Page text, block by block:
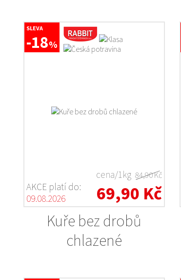
SLEVA
-18%
cena/1kg 84,90 Kč
AKCE platí do:
09.08.2026
69,90 Kč
Kuře bez drobů
chlazené